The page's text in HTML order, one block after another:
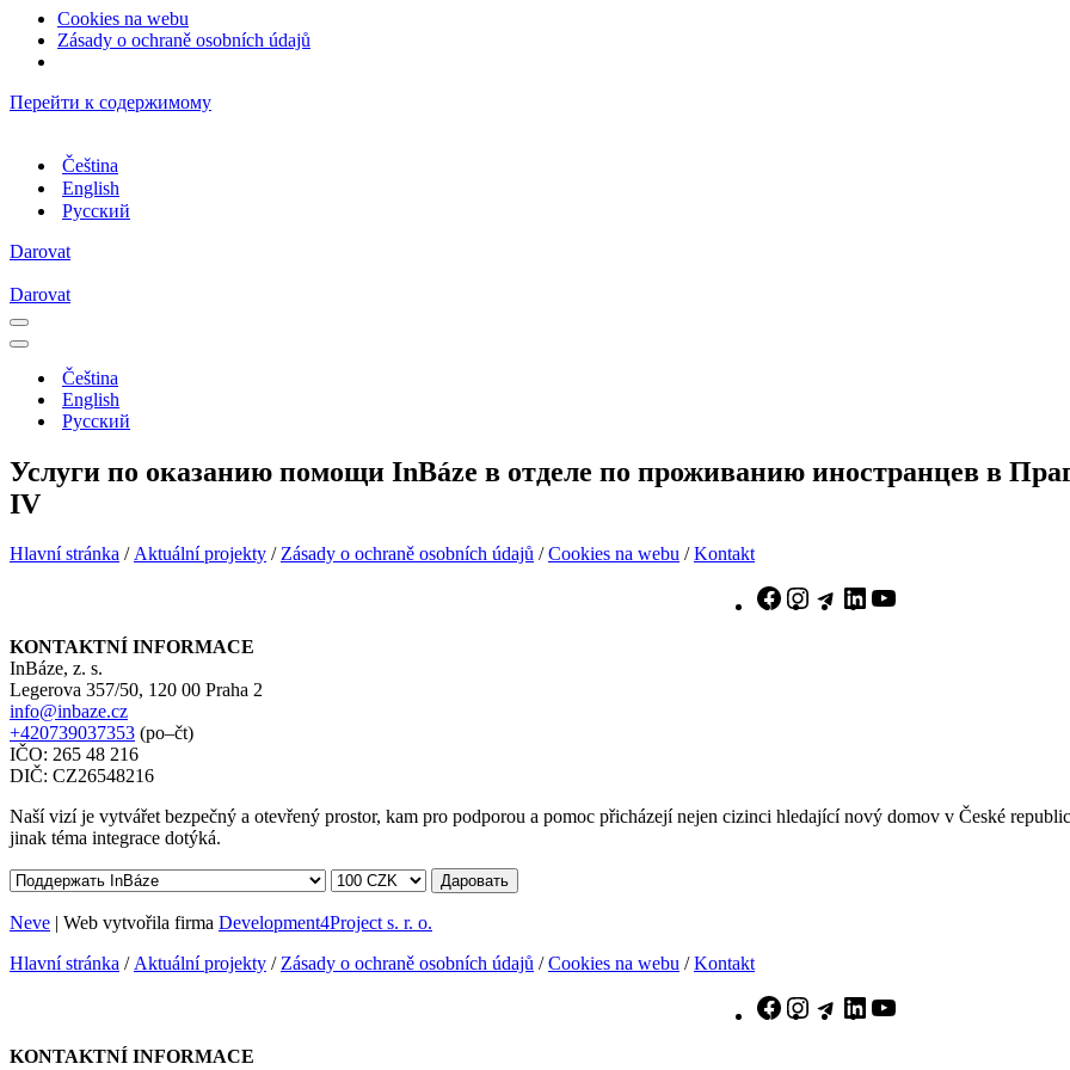
Cookies na webu
Zásady o ochraně osobních údajů
Перейти к содержимому
Čeština
English
Русский
Darovat
Darovat
Меню
навигации
Меню
навигацииČeština
English
Русский
Услуги по оказанию помощи InBáze в отделе по проживанию иностранцев в
IV
Hlavní stránka /Aktuální projekty /Zásady o ochraně osobních údajů /Cookies na webu /Kontakt
Facebook
Instagram
TelegramLinkedIn
KONTAKTNÍ INFORMACE
InBáze, z. s.
Legerova 357/50, 120 00 Praha 2
info@inbaze.cz
+420739037353 (po–čt)
IČO: 265 48 216
DIČ: CZ26548216
Naší vizí je vytvářet bezpečný a otevřený prostor, kam pro podporou a pomoc přicházejí nejen cizinci hledající nový domov v České
jinak téma integrace dotýká.
Даровать
Neve | Web vytvořila firma Development4Project s. r. o.
Hlavní stránka /Aktuální projekty /Zásady o ochraně osobních údajů /Cookies na webu /Kontakt
Facebook
Instagram
TelegramLinkedIn
KONTAKTNÍ INFORMACE